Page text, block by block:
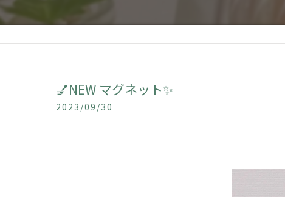
💅NEW マグネット✨
2023/09/30